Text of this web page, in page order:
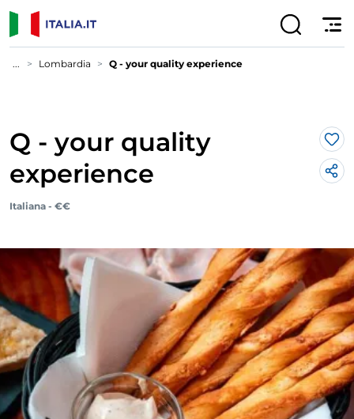
... Lombardia Q - your quality experience
Q - your quality
experience
Italiana - €€